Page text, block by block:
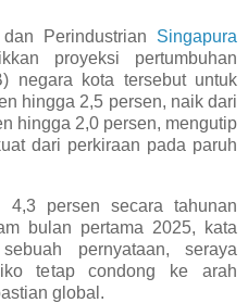
Perindustrian Singapura
proyeksi pertumbuhan
negara kota tersebut untuk
hingga 2,5 persen, naik dari
hingga 2,0 persen, mengutip
dari perkiraan pada paruh
4,3 persen secara tahunan
bulan pertama 2025, kata
pernyataan, seraya
tetap condong ke arah
global.